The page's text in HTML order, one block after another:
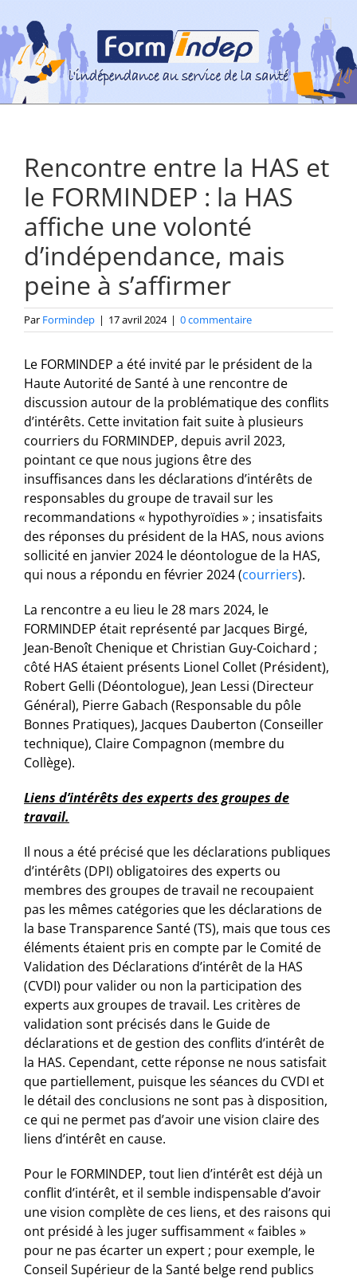
au
contenu
Rencontre entre la HAS et
le FORMINDEP : la HAS
affiche une volonté
d’indépendance, mais
peine à s’affirmer
Par Formindep | 17 avril 2024 | 0 commentaire
Le FORMINDEP a été invité par le président de la
Haute Autorité de Santé à une rencontre de
discussion autour de la problématique des conflits
d’intérêts. Cette invitation fait suite à plusieurs
courriers du FORMINDEP, depuis avril 2023,
pointant ce que nous jugions être des
insuffisances dans les déclarations d’intérêts de
responsables du groupe de travail sur les
recommandations « hypothyroïdies » ; insatisfaits
des réponses du président de la HAS, nous avions
sollicité en janvier 2024 le déontologue de la HAS,
qui nous a répondu en février 2024 (courriers).
La rencontre a eu lieu le 28 mars 2024, le
FORMINDEP était représenté par Jacques Birgé,
Jean-Benoît Chenique et Christian Guy-Coichard ;
côté HAS étaient présents Lionel Collet (Président),
Robert Gelli (Déontologue), Jean Lessi (Directeur
Général), Pierre Gabach (Responsable du pôle
Bonnes Pratiques), Jacques Dauberton (Conseiller
technique), Claire Compagnon (membre du
Collège).
Liens d’intérêts des experts des groupes de
travail.
Il nous a été précisé que les déclarations publiques
d’intérêts (DPI) obligatoires des experts ou
membres des groupes de travail ne recoupaient
pas les mêmes catégories que les déclarations de
la base Transparence Santé (TS), mais que tous ces
éléments étaient pris en compte par le Comité de
Validation des Déclarations d’intérêt de la HAS
(CVDI) pour valider ou non la participation des
experts aux groupes de travail. Les critères de
validation sont précisés dans le Guide de
déclarations et de gestion des conflits d’intérêt de
la HAS. Cependant, cette réponse ne nous satisfait
que partiellement, puisque les séances du CVDI et
le détail des conclusions ne sont pas à disposition,
ce qui ne permet pas d’avoir une vision claire des
liens d’intérêt en cause.
Pour le FORMINDEP, tout lien d’intérêt est déjà un
conflit d’intérêt, et il semble indispensable d’avoir
une vision complète de ces liens, et des raisons qui
ont présidé à les juger suffisamment « faibles »
pour ne pas écarter un expert ; pour exemple, le
Conseil Supérieur de la Santé belge rend publics